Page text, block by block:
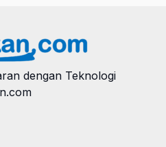
dengan Teknologi